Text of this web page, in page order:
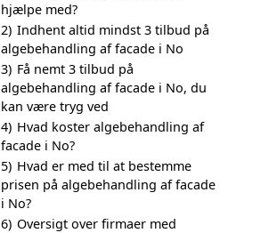
hjælpe med?
2) Indhent altid mindst 3 tilbud på
algebehandling af facade i No
3) Få nemt 3 tilbud på
algebehandling af facade i No, du
kan være tryg ved
4) Hvad koster algebehandling af
facade i No?
5) Hvad er med til at bestemme
prisen på algebehandling af facade
i No?
6) Oversigt over firmaer med